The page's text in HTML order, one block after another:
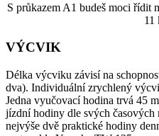
S průkazem A1 budeš moci řídit
11
VÝCVIK
Délka výcviku závisí na
dva). Individuální zrychlený
Jedna vyučovací hodina trvá 45
jízdní hodiny dle svých časových
nejvýše dvě praktické hodiny